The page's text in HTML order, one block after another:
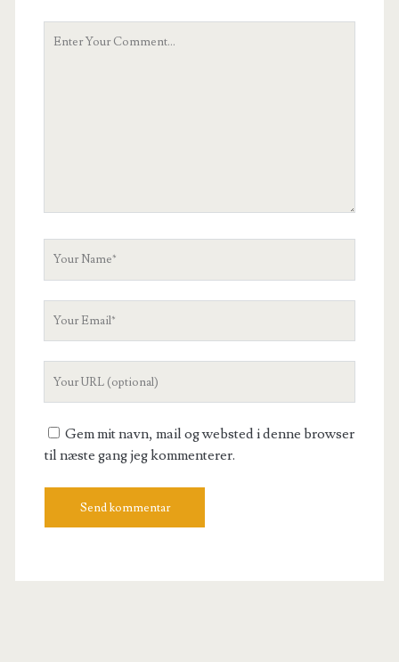
Your
Gem mit navn, mail og websted i denne browser
til næste gang jeg kommenterer.